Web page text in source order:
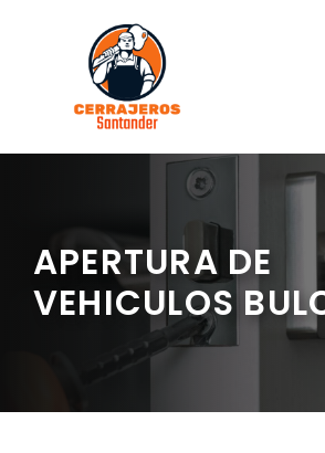
contenido
APERTURA DE
VEHICULOS